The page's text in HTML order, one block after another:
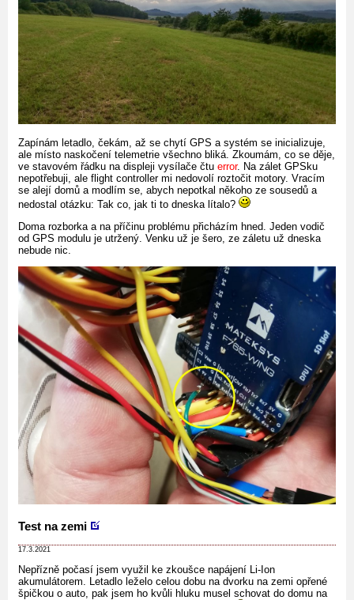
Zapínám letadlo, čekám, až se chytí GPS a systém se inicializuje,
ale místo naskočení telemetrie všechno bliká. Zkoumám, co se děje,
ve stavovém řádku na displeji vysílače čtu error. Na zálet GPSku
nepotřebuji, ale flight controller mi nedovolí roztočit motory. Vracím
se alejí domů a modlím se, abych nepotkal někoho ze sousedů a
nedostal otázku: Tak co, jak ti to dneska lítalo?
Doma rozborka a na příčinu problému přicházím hned. Jeden vodič
od GPS modulu je utržený. Venku už je šero, ze záletu už dneska
nebude nic.
Test na zemi
17.3.2021
Nepřízně počasí jsem využil ke zkoušce napájení Li-Ion
akumulátorem. Letadlo leželo celou dobu na dvorku na zemi opřené
špičkou o auto, pak jsem ho kvůli hluku musel schovat do domu na